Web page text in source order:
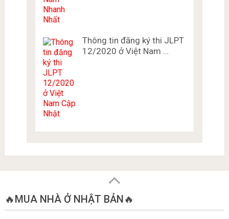
Thông tin đăng ký thi JLPT
12/2020 ở Việt Nam …
🔥MUA NHÀ Ở NHẬT BẢN🔥